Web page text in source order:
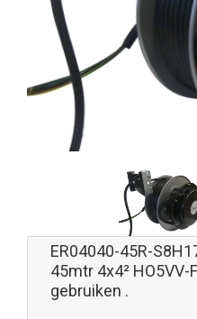
ER04040-45R-
45mtr 4x4² HO5VV-
gebruiken .